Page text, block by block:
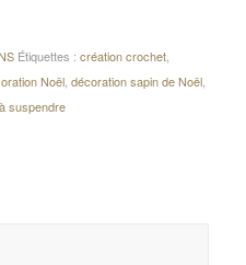
Étiquettes : création crochet,
Noël, décoration sapin de Noël,
suspendre